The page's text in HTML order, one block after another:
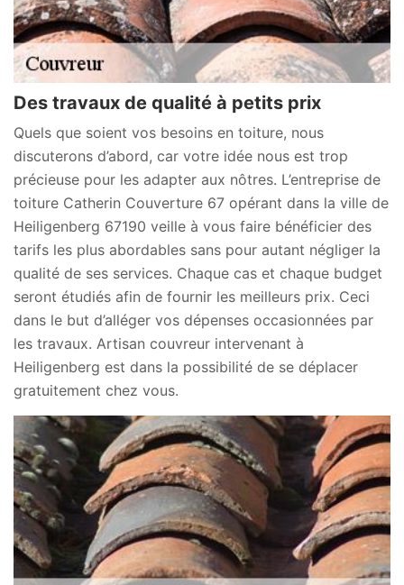
Des travaux de qualité à petits prix
Quels que soient vos besoins en toiture, nous
discuterons d’abord, car votre idée nous est trop
précieuse pour les adapter aux nôtres. L’entreprise de
toiture Catherin Couverture 67 opérant dans la ville de
Heiligenberg 67190 veille à vous faire bénéficier des
tarifs les plus abordables sans pour autant négliger la
qualité de ses services. Chaque cas et chaque budget
seront étudiés afin de fournir les meilleurs prix. Ceci
dans le but d’alléger vos dépenses occasionnées par
les travaux. Artisan couvreur intervenant à
Heiligenberg est dans la possibilité de se déplacer
gratuitement chez vous.